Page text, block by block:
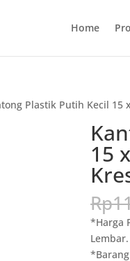
Home
Plastik Putih Kecil 15
15
Rp
*Harga
Lembar.
*Barang